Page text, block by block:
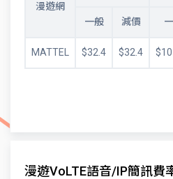
漫遊網
一般 減價
MATTEL $32.4 $32.4
漫遊VoLTE語音/IP簡訊費